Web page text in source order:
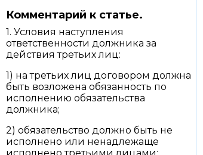
Комментарий к статье.
1. Условия наступления
ответственности должника за
действия третьих лиц:
1) на третьих лиц договором должна
быть возложена обязанность по
исполнению обязательства
должника;
2) обязательство должно быть не
исполнено или ненадлежаще